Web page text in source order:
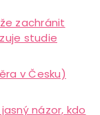
zachránit
studie
v Česku)
názor, kdo